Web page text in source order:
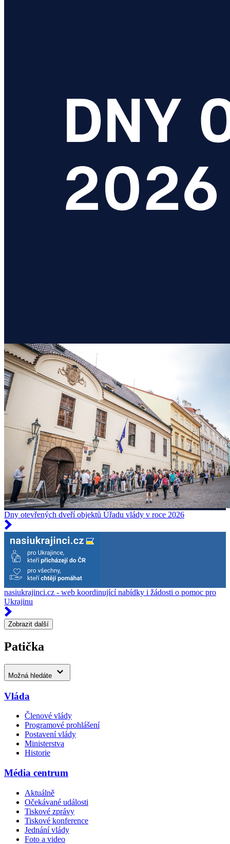
Dny otevřených dveří objektů Úřadu vlády v roce 2026
nasiukrajinci.cz - web koordinující nabídky i žádosti o pomoc pro
Ukrajinu
Zobrazit další
Patička
Možná hledáte
Vláda
Členové vlády
Programové prohlášení
Postavení vlády
Ministerstva
Historie
Média centrum
Aktuálně
Očekávané události
Tiskové zprávy
Tiskové konference
Jednání vlády
Foto a video